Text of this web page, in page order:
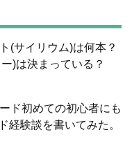
(サイリウム)は何本？
)は決まっている？
ド初めての初心者にも
経験談を書いてみた。